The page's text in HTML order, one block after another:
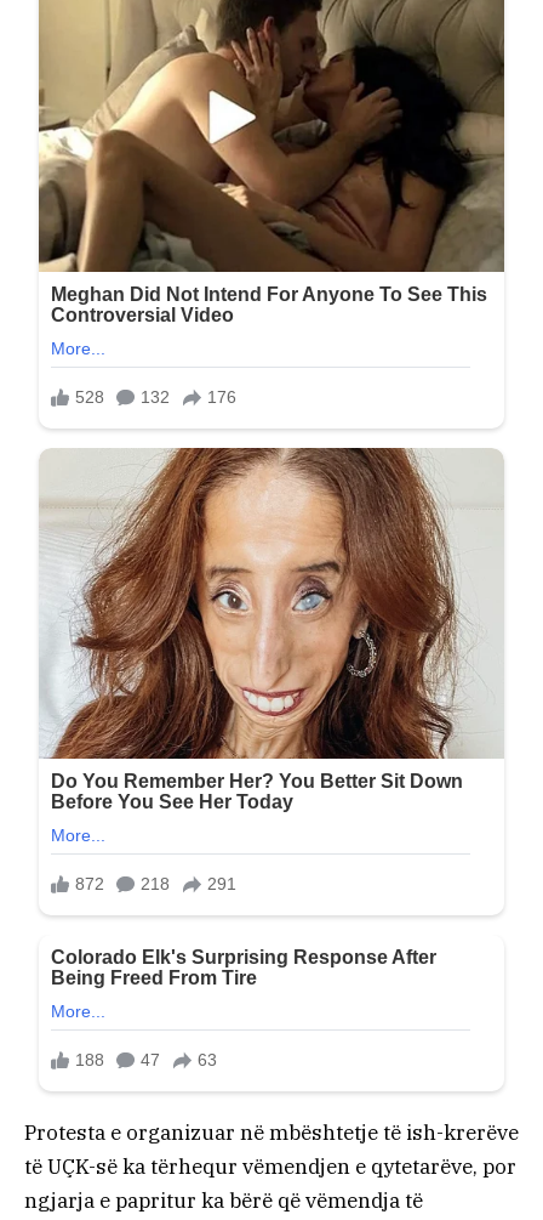
Protesta e organizuar në mbështetje të ish-krerëve
të UÇK-së ka tërhequr vëmendjen e qytetarëve, por
ngjarja e papritur ka bërë që vëmendja të